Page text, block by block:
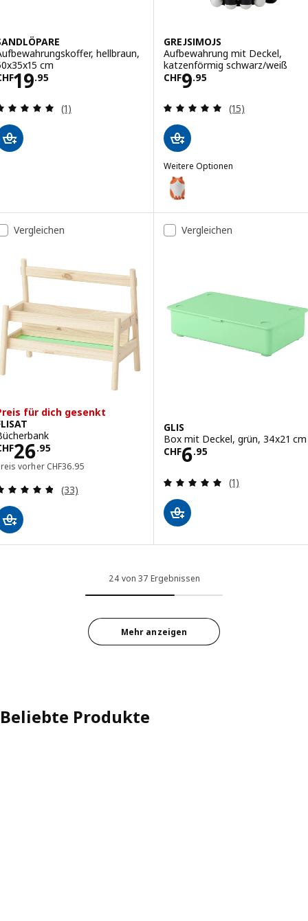
hellbraun,
cm
19.95
CHF 19.95
Bewertungen: 5 von 5 Sternen. Bewertungen
(1)
GREJSIMOJS
Aufbewahrung mit Deckel,
katzenförmig schwarz/weiß
CHF9.95
Preis CHF 9.95
Bewertungen:
(15)
Weitere Optionen
GREJSIMOJS
Option: GREJSIMOJS,
Vergleichen
für dich gesenkt
26.95
CHF 26.95
vorher CHF36.95
Preis vorher CHF 36.95
Bewertungen: 4.8 von 5 Sternen. Bewertungen
(33)
Vergleichen
GLIS
Box mit Deckel, grün, 34x21 cm
CHF6.95
Preis CHF 6.95
Bewertungen:
(1)
24 von 37 Ergebnissen
Mehr anzeigen
Beliebte Produkte